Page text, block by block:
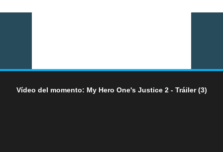
Vídeo del momento: My Hero One's Justice 2 - Tráiler (3)